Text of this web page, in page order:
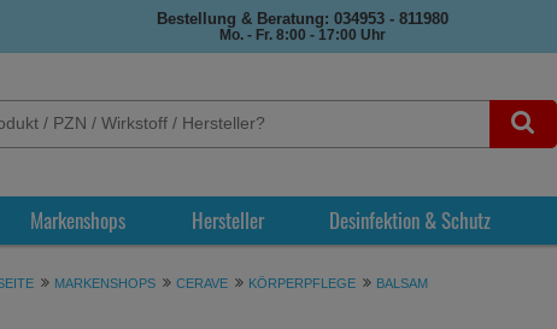
Bestellung & Beratung: 034953 - 811980
Mo. - Fr. 8:00 - 17:00 Uhr
Markenshops Hersteller Desinfektion & Schutz
MARKENSHOPS CERAVE KÖRPERPFLEGE BALSAM